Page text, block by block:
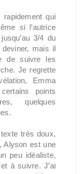
qui
si l’autrice
3/4 du
mais il
de suivre les
Je regrette
Emma
points
quelques
très doux,
Alyson est une
peu idéaliste,
à suivre. J’ai